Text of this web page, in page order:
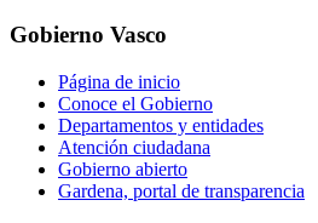
Gobierno Vasco
Página de inicio
Conoce el Gobierno
Departamentos y entidades
Atención ciudadana
Gobierno abierto
Gardena, portal de transparencia